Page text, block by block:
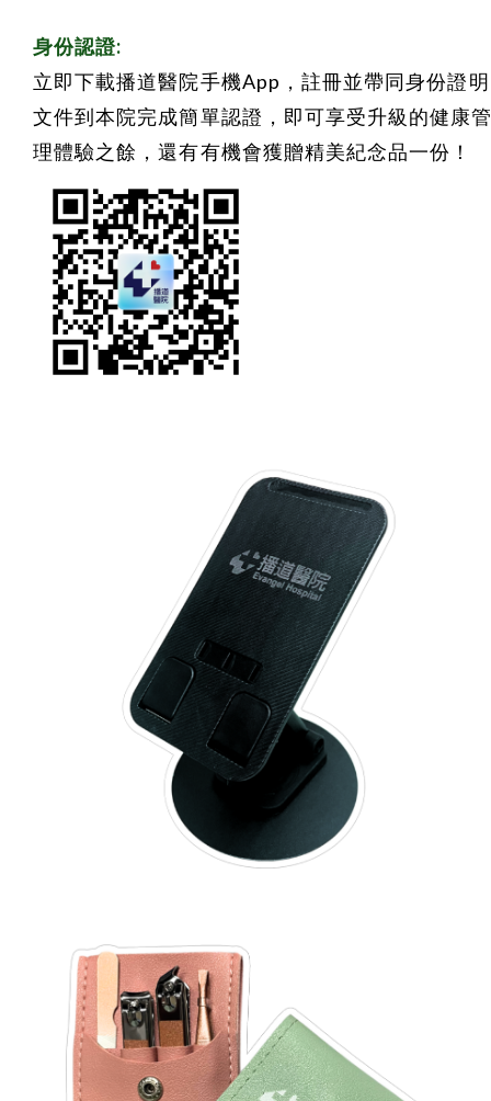
身份認證:
立即下載播道醫院手機App，註冊並帶同身份證明
文件到本院完成簡單認證，即可享受升級的健康
理體驗之餘，還有有機會獲贈精美紀念品一份！